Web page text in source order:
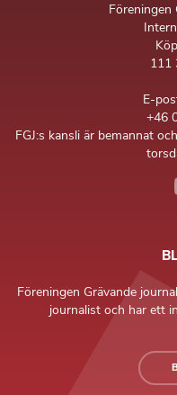
Föreningen
111
E-
+46
FGJ:s kansli är bemannat
Föreningen Grävande
journalist och har ett